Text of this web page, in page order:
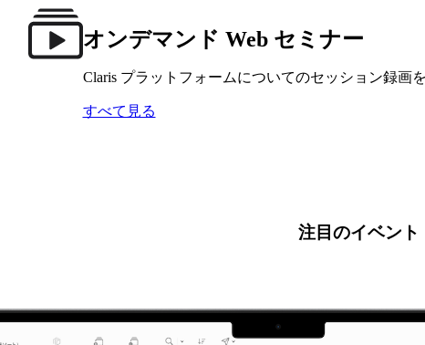
オンデマンド Web セミナー
Claris プラットフォームについてのセッション録画
すべて見る
注目のイベント